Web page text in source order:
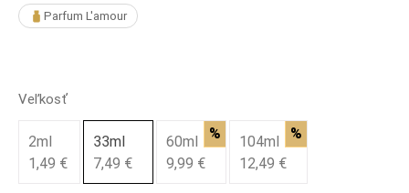
Parfum L'amour
Veľkosť
2ml
1,49 €
33ml
7,49 €
60ml %
9,99 €
104ml %
12,49 €